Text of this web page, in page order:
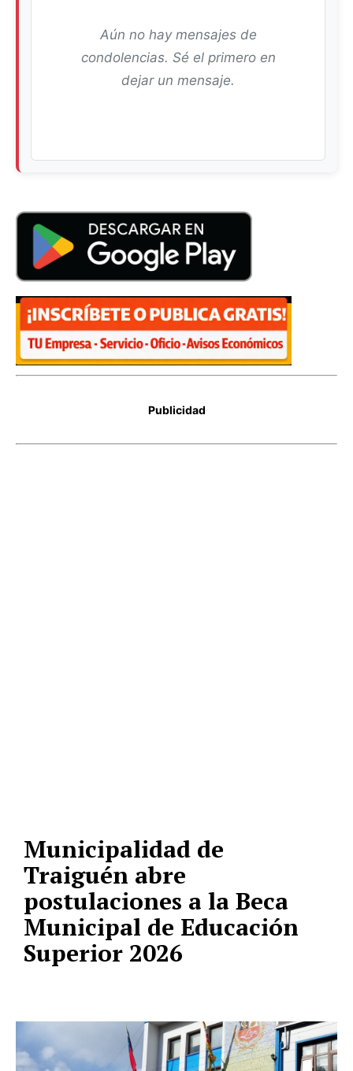
Aún no hay mensajes de
condolencias. Sé el primero en
dejar un mensaje.
Publicidad